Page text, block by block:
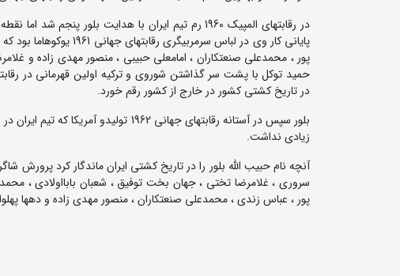
در رقابتهای المپیک 1960 رم تیم ایران با هدایت بلور
پایانی کار وی در لباس
پور ، محمدعلی صنعتکاران ، امامعلی حبیبی ، منصور مهدی زاده و
حمید توکل با پشت سر گذاشتن شوروی و ترکیه اولین قهرمانی در
در تاریخ کشتی کشور در خارج از کشور رقم خورد.
بلور سپس در آستانه رقابتهای جهانی
زیادی نداشت.
آنچه نام حبیب الله بلور را در تاریخ کشتی ایران ماندگار کرد
سروری ، غلامرضا تختی ، جهان بخت توفیق ، شعبان بابااولادی ،
پور ، عباس زندی ، محمدعلی صنعتکاران ، منصور مهدی زاده و دهها